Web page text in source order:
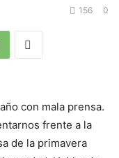
0
156
con mala prensa.
frente a la
de la primavera